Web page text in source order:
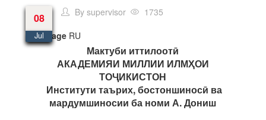
08
Jul
Bysupervisor
1735
Language RU
Мактуби иттилоотӣ
АКАДЕМИЯИ МИЛЛИИ ИЛМҲОИ
ТОҶИКИСТОН
Институти таърих, бостоншиносӣ ва
мардумшиносии ба номи А. Дониш